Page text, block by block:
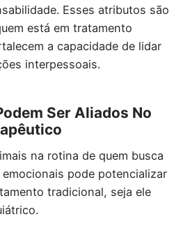
Esses atributos são
está em tratamento
a capacidade de lidar
interpessoais.
Ser Aliados No
na rotina de quem busca
pode potencializar
tradicional, seja ele